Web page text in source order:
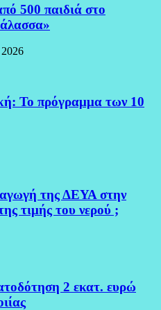
500 παιδιά στο
Το πρόγραμμα των 10
της ΔΕΥΑ στην
τιμής του νερού ;
2 εκατ. ευρώ